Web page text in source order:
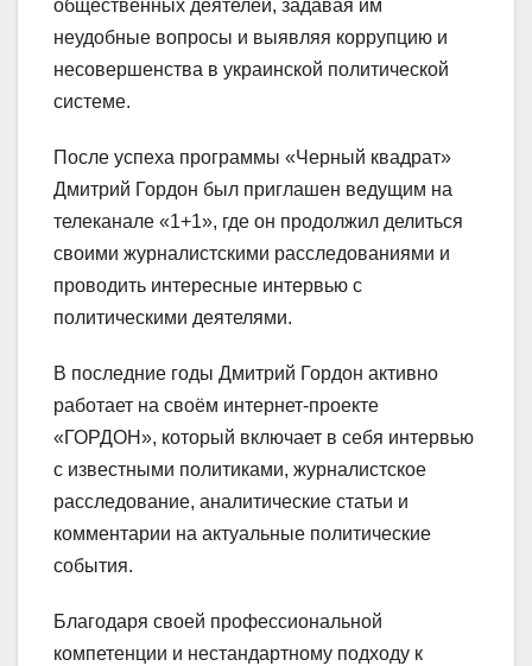
общественных деятелей, задавая им
неудобные вопросы и выявляя коррупцию и
несовершенства в украинской политической
системе.
После успеха программы «Черный квадрат»
Дмитрий Гордон был приглашен ведущим на
телеканале «1+1», где он продолжил делиться
своими журналистскими расследованиями и
проводить интересные интервью с
политическими деятелями.
В последние годы Дмитрий Гордон активно
работает на своём интернет-проекте
«ГОРДОН», который включает в себя интервью
с известными политиками, журналистское
расследование, аналитические статьи и
комментарии на актуальные политические
события.
Благодаря своей профессиональной
компетенции и нестандартному подходу к